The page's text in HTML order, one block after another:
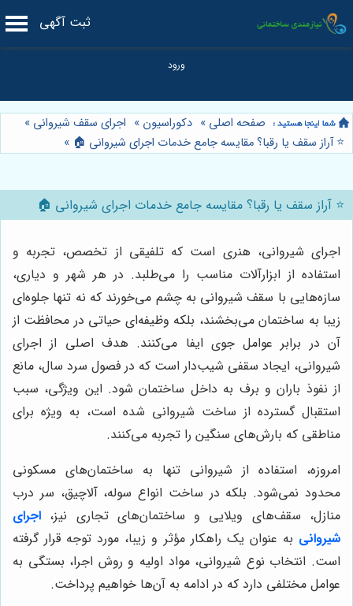
ثبت آگهی
صفحه اصلی » دکوراسیون » اجرای سقف شیروانی »
⭐️ آراز سقف یا رقبا؟ مقایسه جامع خدمات اجرای شیروانی 🏠 »
⭐️ آراز سقف یا رقبا؟ مقایسه جامع خدمات اجرای شیروانی 🏠
اجرای شیروانی، هنری است که تلفیقی از تخصص، تجربه و
استفاده از ابزارآلات مناسب را می‌طلبد. در هر شهر و دیاری،
سازه‌هایی با سقف شیروانی به چشم می‌خورند که نه تنها جلوه‌ای
زیبا به ساختمان می‌بخشند، بلکه وظیفه‌ای حیاتی در محافظت از
آن در برابر عوامل جوی ایفا می‌کنند. هدف اصلی از اجرای
شیروانی، ایجاد سقفی شیب‌دار است که در فصول سرد سال، مانع
از نفوذ باران و برف به داخل ساختمان شود. این ویژگی، سبب
استقبال گسترده از ساخت شیروانی شده است، به ویژه برای
مناطقی که بارش‌های سنگین را تجربه می‌کنند.
امروزه، استفاده از شیروانی تنها به ساختمان‌های مسکونی
محدود نمی‌شود. بلکه در ساخت انواع سوله، آلاچیق، سر درب
منازل، سقف‌های ویلایی و ساختمان‌های تجاری نیز، اجرای
شیروانی به عنوان یک راهکار مؤثر و زیبا، مورد توجه قرار گرفته
است. انتخاب نوع شیروانی، مواد اولیه و روش اجرا، بستگی به
عوامل مختلفی دارد که در ادامه به آن‌ها خواهیم پرداخت.